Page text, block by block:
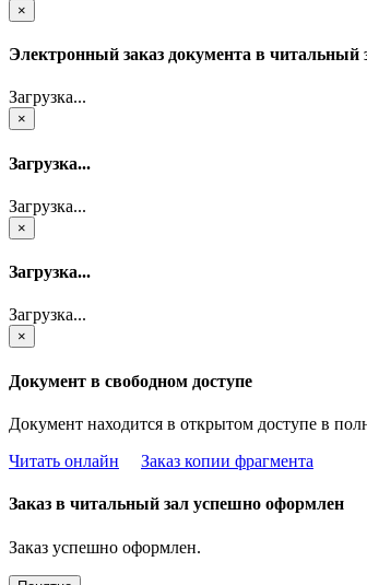
×
Электронный заказ документа в читальный
Загрузка...
×
Загрузка...
Загрузка...
×
Загрузка...
Загрузка...
×
Документ в свободном доступе
Документ находится в открытом доступе в
Читать онлайн
Заказ копии фрагмента
Заказ в читальный зал успешно оформлен
Заказ успешно оформлен.